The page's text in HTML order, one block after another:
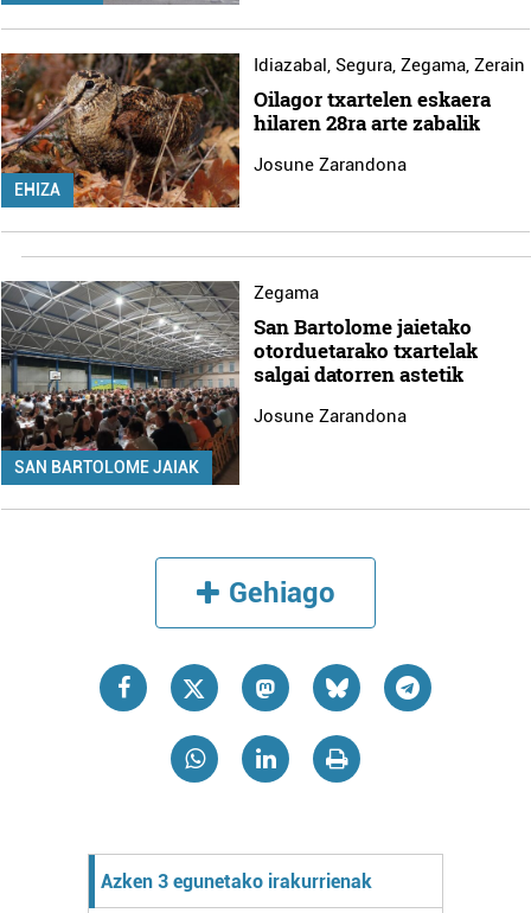
EHIZA
Idiazabal Segura, Zegama, Zerain
Oilagor txartelen eskaera
hilaren 28ra arte zabalik
Josune Zarandona
SAN BARTOLOME JAIAK
Zegama
San Bartolome jaietako
otorduetarako txartelak
salgai datorren astetik
Josune Zarandona
Gehiago
Azken 3 egunetako irakurrienak